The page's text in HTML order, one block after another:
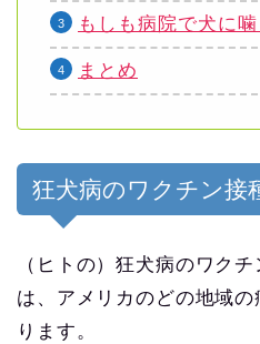
もしも病院で犬に
まとめ
狂犬病のワクチン接
（ヒトの）狂犬病のワク
は、アメリカのどの地域
ります。